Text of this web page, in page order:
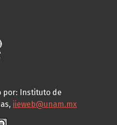
por: Instituto de
iieweb@unam.mx